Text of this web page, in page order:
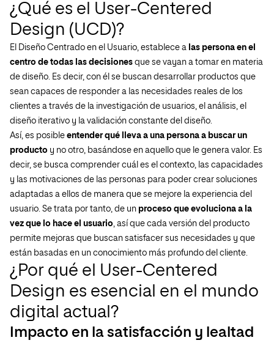
¿Qué es el User-Centered
Design (UCD)?
El Diseño Centrado en el Usuario, establece a las persona en el
centro de todas las decisiones que se vayan a tomar en materia
de diseño. Es decir, con él se buscan desarrollar productos que
sean capaces de responder a las necesidades reales de los
clientes a través de la investigación de usuarios, el análisis, el
diseño iterativo y la validación constante del diseño.
Así, es posible entender qué lleva a una persona a buscar un
producto y no otro, basándose en aquello que le genera valor. Es
decir, se busca comprender cuál es el contexto, las capacidades
y las motivaciones de las personas para poder crear soluciones
adaptadas a ellos de manera que se mejore la experiencia del
usuario. Se trata por tanto, de un proceso que evoluciona a la
vez que lo hace el usuario, así que cada versión del producto
permite mejoras que buscan satisfacer sus necesidades y que
están basadas en un conocimiento más profundo del cliente.
¿Por qué el User-Centered
Design es esencial en el mundo
digital actual?
Impacto en la satisfacción y lealtad